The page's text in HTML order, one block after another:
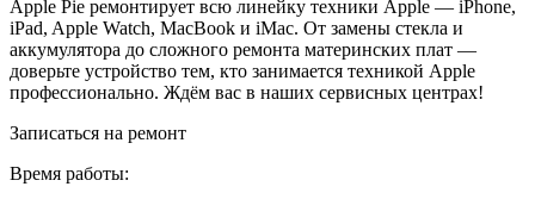
Apple Pie ремонтирует всю линейку техники Apple — iPhone,
iPad, Apple Watch, MacBook и iMac. От замены стекла и
аккумулятора до сложного ремонта материнских плат —
доверьте устройство тем, кто занимается техникой Apple
профессионально. Ждём вас в наших сервисных центрах!
Записаться на ремонт
Время работы: